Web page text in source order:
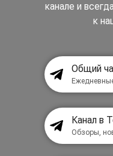
канале и
к
Общий
Канал в
Обзоры,